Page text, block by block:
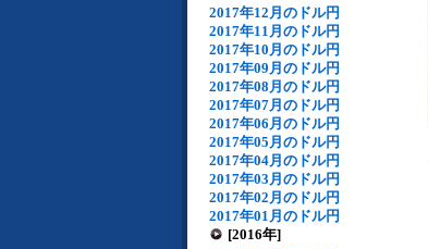
2017年12月のドル円
2017年11月のドル円
2017年10月のドル円
2017年09月のドル円
2017年08月のドル円
2017年07月のドル円
2017年06月のドル円
2017年05月のドル円
2017年04月のドル円
2017年03月のドル円
2017年02月のドル円
2017年01月のドル円
[2016年]